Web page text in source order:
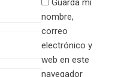
nombre,
correo
electrónico y
web en este
navegador